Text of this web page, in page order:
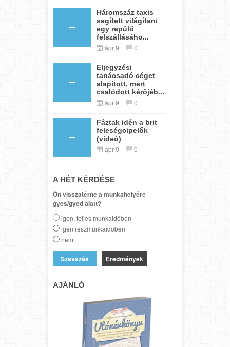
Háromszáz taxis
segített világítani
egy repülő
felszállásáho...
ápr 9 0
Eljegyzési
tanácsadó céget
alapított, mert
csalódott kérőjéb...
ápr 9 0
Fáztak idén a brit
feleségcipelők
(videó)
ápr 9 0
A HÉT KÉRDÉSE
Ön visszatérne a munkahelyére
gyes/gyed alatt?
igen, teljes munkaidőben
igen részmunkaidőben
nem
Eredmények
AJÁNLÓ